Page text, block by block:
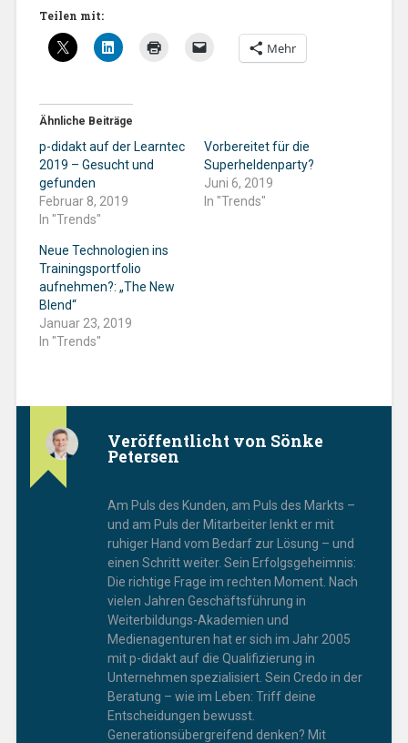
Teilen mit:
Mehr
Ähnliche Beiträge
p-didakt auf der Learntec
2019 – Gesucht und
gefunden
Februar 8, 2019
In "Trends"
Vorbereitet für die
Superheldenparty?
Juni 6, 2019
In "Trends"
Neue Technologien ins
Trainingsportfolio
aufnehmen?: „The New
Blend“
Januar 23, 2019
In "Trends"
Veröffentlicht von Sönke
Petersen
Am Puls des Kunden, am Puls des Markts –
und am Puls der Mitarbeiter lenkt er mit
ruhiger Hand vom Bedarf zur Lösung – und
einen Schritt weiter. Sein Erfolgsgeheimnis:
Die richtige Frage im rechten Moment. Nach
vielen Jahren Geschäftsführung in
Weiterbildungs-Akademien und
Medienagenturen hat er sich im Jahr 2005
mit p-didakt auf die Qualifizierung in
Unternehmen spezialisiert. Sein Credo in der
Beratung – wie im Leben: Triff deine
Entscheidungen bewusst.
Generationsübergreifend denken? Mit